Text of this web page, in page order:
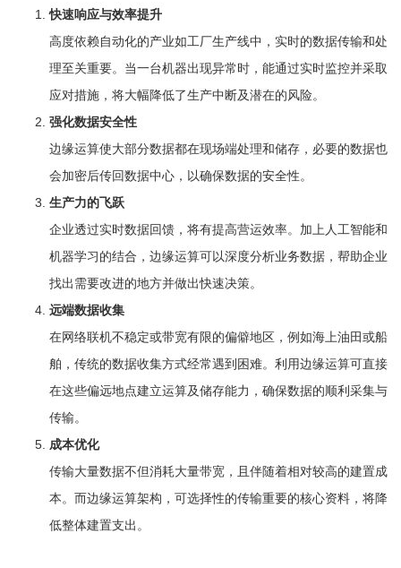
快速响应与效率提升
高度依赖自动化的产业如工厂生产线中，实时的数据传输和处
理至关重要。当一台机器出现异常时，能通过实时监控并采取
应对措施，将大幅降低了生产中断及潜在的风险。
强化数据安全性
边缘运算使大部分数据都在现场端处理和储存，必要的数据也
会加密后传回数据中心，以确保数据的安全性。
生产力的飞跃
企业透过实时数据回馈，将有提高营运效率。加上人工智能和
机器学习的结合，边缘运算可以深度分析业务数据，帮助企业
找出需要改进的地方并做出快速决策。
远端数据收集
在网络联机不稳定或带宽有限的偏僻地区，例如海上油田或船
舶，传统的数据收集方式经常遇到困难。利用边缘运算可直接
在这些偏远地点建立运算及储存能力，确保数据的顺利采集与
传输。
成本优化
传输大量数据不但消耗大量带宽，且伴随着相对较高的建置成
本。而边缘运算架构，可选择性的传输重要的核心资料，将降
低整体建置支出。